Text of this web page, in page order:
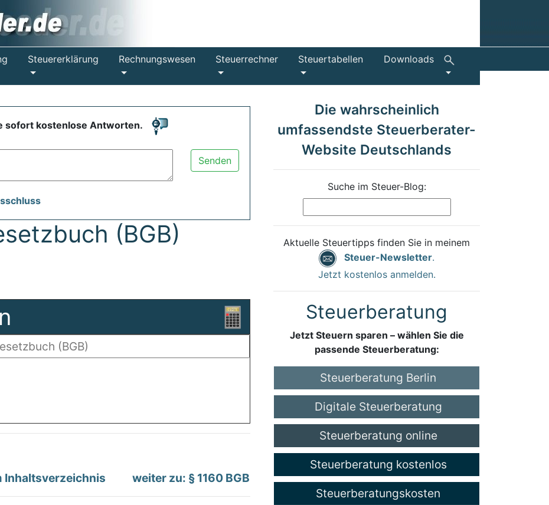
Steuererklärung Rechnungswesen Steuerrechner Steuertabellen Downloads
sofort kostenlose Antworten.
Senden
(BGB)
Inhaltsverzeichnis weiter zu: § 1160 BGB
Die wahrscheinlich
umfassendste Steuerberater-
Website Deutschlands
Suche im Steuer-Blog:
Aktuelle Steuertipps finden Sie in meinem
Steuer-Newsletter.
Jetzt kostenlos anmelden.
Steuerberatung
Jetzt Steuern sparen – wählen Sie die
passende Steuerberatung:
Steuerberatung Berlin
Digitale Steuerberatung
Steuerberatung online
Steuerberatung kostenlos
Steuerberatungskosten